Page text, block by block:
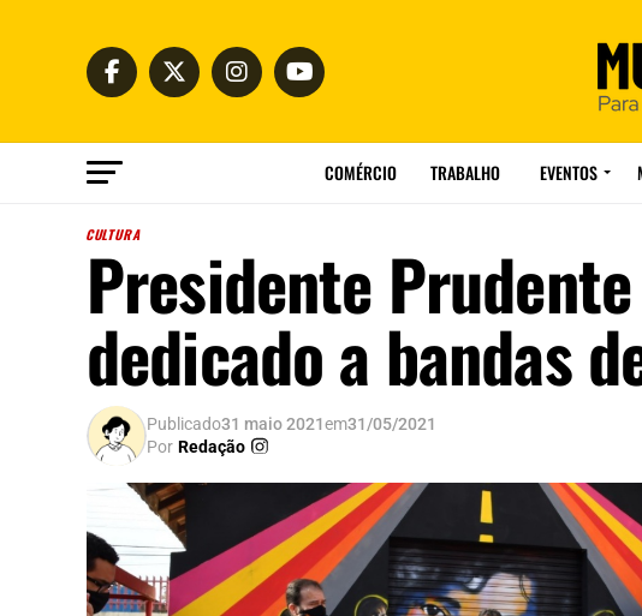
COMÉRCIO TRABALHO EVENTOS
CULTURA
Presidente
dedicado a bandas
Publicado31 maio 2021em31/05/2021
Por Redação